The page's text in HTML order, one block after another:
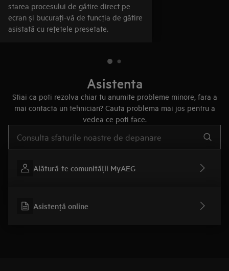
starea procesului de gătire direct pe
ecran și bucuraţi-vă de funcţia de gătire
asistată cu reţetele presetate.
Asistenta
Stiai ca poti rezolva chiar tu anumite probleme minore, fara a
mai contacta un tehnician? Cauta problema mai jos pentru a
vedea ce poti face.
Alătură-te comunității MyAEG
Asistenţă online